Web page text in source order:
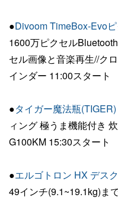
●Divoom TimeBox-Evo
1600万ピクセル
セル画像と音楽再生//ク
インダー 11:00スタート
●タイガー魔法瓶
ィング 極うま機能付き
G100KM 15:30スタート
●エルゴトロン HX デス
49インチ(9.1~19.1kg)ま